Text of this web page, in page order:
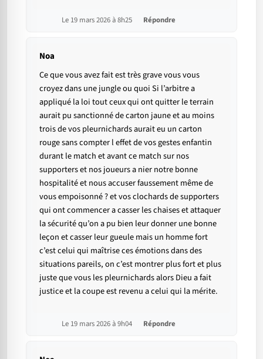
Le 19 mars 2026 à 8h25 Répondre
Noa
Ce que vous avez fait est très grave vous vous
croyez dans une jungle ou quoi Si l’arbitre a
appliqué la loi tout ceux qui ont quitter le terrain
aurait pu sanctionné de carton jaune et au moins
trois de vos pleurnichards aurait eu un carton
rouge sans compter l effet de vos gestes enfantin
durant le match et avant ce match sur nos
supporters et nos joueurs a nier notre bonne
hospitalité et nous accuser faussement même de
vous empoisonné ? et vos clochards de supporters
qui ont commencer a casser les chaises et attaquer
la sécurité qu’on a pu bien leur donner une bonne
leçon et casser leur gueule mais un homme fort
c’est celui qui maîtrise ces émotions dans des
situations pareils, on c’est montrer plus fort et plus
juste que vous les pleurnichards alors Dieu a fait
justice et la coupe est revenu a celui qui la mérite.
Le 19 mars 2026 à 9h04 Répondre